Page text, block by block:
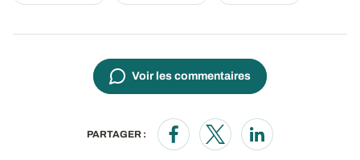
Voir les commentaires
PARTAGER :
Opens in a new window
Opens in a new window
Opens in a new